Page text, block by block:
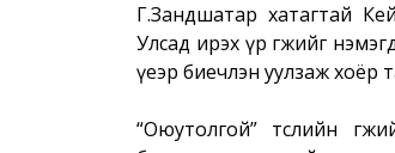
Г.Зандшатар хатагтай
Улсад ирэх үр өгөөжийг
үеэр биечлэн уулзаж хоёр
“Оюутолгой” төслийн